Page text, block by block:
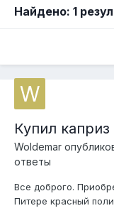
Найдено: 1
Купил
Woldemar
ответы
Все доброго.
Питере красный